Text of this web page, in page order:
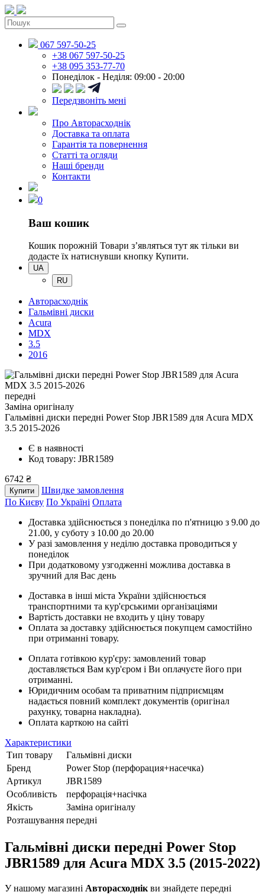
067 597-50-25
+38 067 597-50-25
+38 095 353-77-70
Понеділок - Неділя: 09:00 - 20:00
Передзвоніть мені
Про Авторасходнік
Доставка та оплата
Гарантія та повернення
Статті та огляди
Наші бренди
Контакти
0
Ваш кошик
Кошик порожній Товари зʼявляться тут як тільки ви
додасте їх натиснувши кнопку Купити.
UA
RU
Авторасходнік
Гальмівні диски
Acura
MDX
3.5
2016
передні
Заміна оригіналу
Гальмівні диски передні Power Stop JBR1589 для Acura MDX
3.5 2015-2026
Є в наявності
Код товару: JBR1589
6742 ₴
Купити
Швидке замовлення
По Києву По Україні Оплата
Доставка здійснюється з понеділка по п'ятницю з 9.00 до
21.00, у суботу з 10.00 до 20.00
У разі замовлення у неділю доставка проводиться у
понеділок
При додатковому узгодженні можлива доставка в
зручний для Вас день
Доставка в інші міста України здійснюється
транспортними та кур'єрськими організаціями
Вартість доставки не входить у ціну товару
Оплата за доставку здійснюється покупцем самостійно
при отриманні товару.
Оплата готівкою кур'єру: замовлений товар
доставляється Вам кур'єром і Ви оплачуєте його при
отриманні.
Юридичним особам та приватним підприємцям
надається повний комплект документів (оригінал
рахунку, товарна накладна).
Оплата карткою на сайті
Характеристики
Тип товару
Гальмівні диски
Бренд
Power Stop (перфорация+насечка)
Артикул
JBR1589
Особливість
перфорація+насічка
Якість
Заміна оригіналу
Розташування передні
Гальмівні диски передні Power Stop
JBR1589 для Acura MDX 3.5 (2015-2022)
У нашому магазині Авторасходнік ви знайдете передні